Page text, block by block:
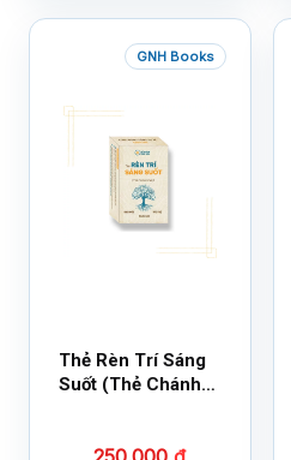
GNH Books
Thẻ Rèn Trí Sáng
Suốt (Thẻ Chánh